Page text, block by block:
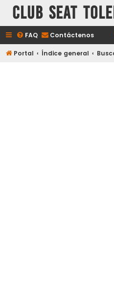
Club Seat
FAQ Contáctenos
Portal Índice general